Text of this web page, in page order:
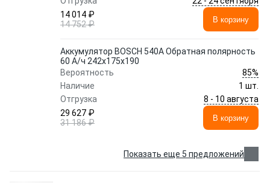
14 014 ₽
14 752 ₽
В корзину
Аккумулятор BOSCH 540A Обратная полярность
60 А/ч 242x175x190
Вероятность
85%
Наличие
1 шт.
Отгрузка
8 - 10 августа
29 627 ₽
31 186 ₽
В корзину
Показать еще 5 предложений